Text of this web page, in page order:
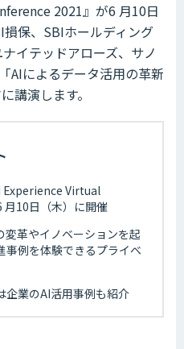
2021』が6 月10日
損保、SBIホールディング
イテッドアローズ、サノ
AIによるデータ活用の革新
講演します。
Virtual
10日（木）に開催
革やイノベーションを起
事例を体験できるプライベ
企業のAI活用事例も紹介